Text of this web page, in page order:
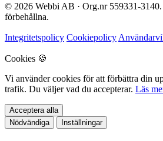
© 2026 Webbi AB · Org.nr 559331-
förbehållna.
Integritetspolicy Cookiepolicy
Cookies 🍪
Vi använder cookies för att förbättra din
trafik. Du väljer vad du accepterar. Läs
Acceptera alla
Nödvändiga
Inställningar